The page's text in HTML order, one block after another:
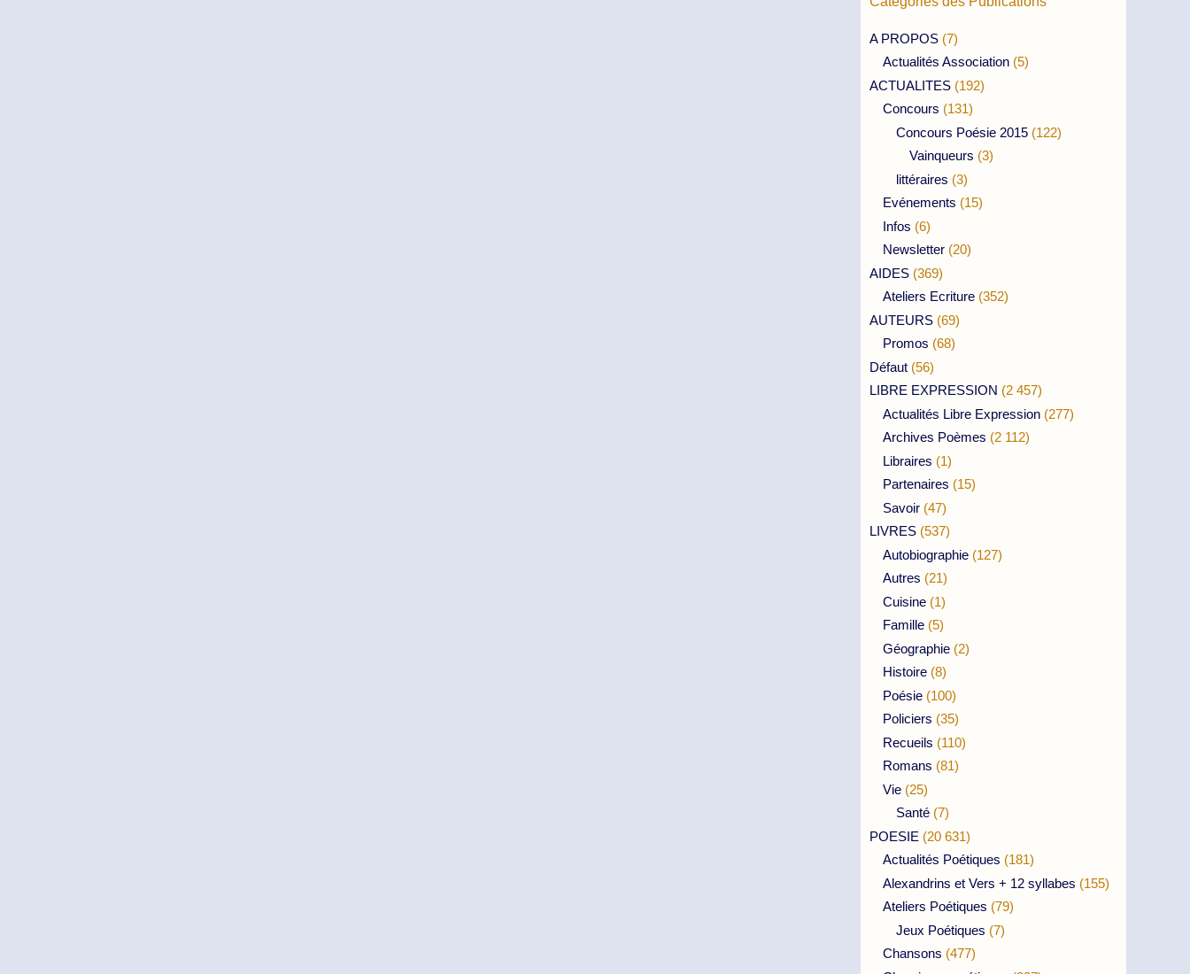
A PROPOS (7)
Actualités Association (5)
ACTUALITES (192)
Concours (131)
Concours Poésie 2015 (122)
Vainqueurs (3)
littéraires (3)
Evénements (15)
Infos (6)
Newsletter (20)
AIDES (369)
Ateliers Ecriture (352)
AUTEURS (69)
Promos (68)
Défaut (56)
LIBRE EXPRESSION (2 457)
Actualités Libre Expression (277)
Archives Poèmes (2 112)
Libraires (1)
Partenaires (15)
Savoir (47)
LIVRES (537)
Autobiographie (127)
Autres (21)
Cuisine (1)
Famille (5)
Géographie (2)
Histoire (8)
Poésie (100)
Policiers (35)
Recueils (110)
Romans (81)
Vie (25)
Santé (7)
POESIE (20 631)
Actualités Poétiques (181)
Alexandrins et Vers + 12 syllabes (155)
Ateliers Poétiques (79)
Jeux Poétiques (7)
Chansons (477)